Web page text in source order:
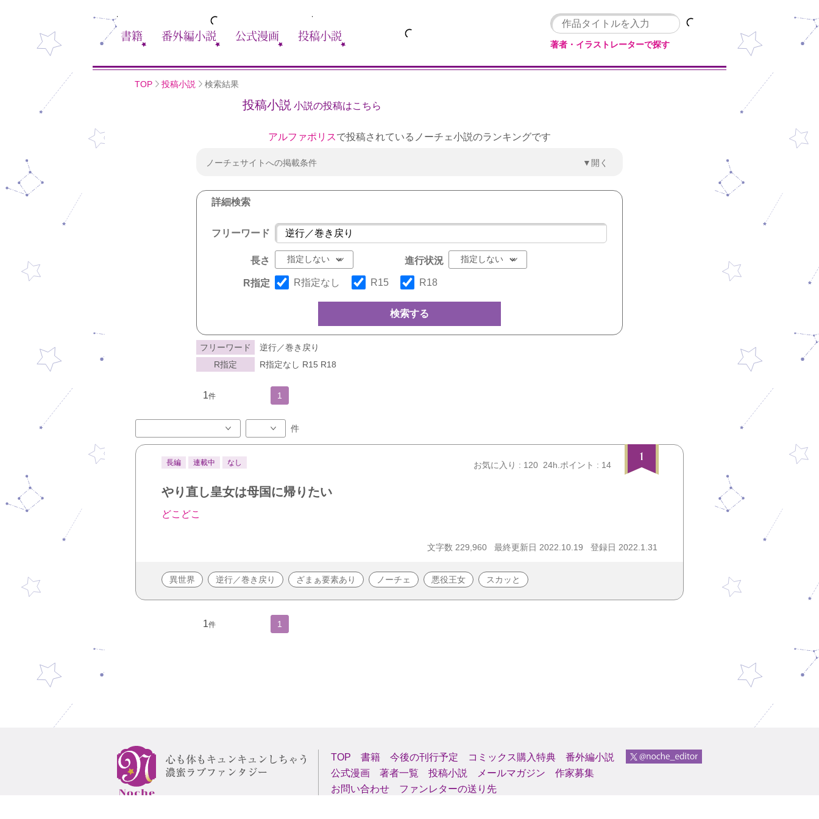
書籍 番外編小説 公式漫画 投稿小説
著者・イラストレーターで探す
TOP 投稿小説 検索結果
投稿小説 小説の投稿はこちら
アルファポリスで投稿されているノーチェ小説のランキングです
ノーチェサイトへの掲載条件 ▼開く
詳細検索
フリーワード
長さ 進行状況
R指定 R指定なし R15 R18
検索する
フリーワード
逆行／巻き戻り
R指定
R指定なし R15 R18
1件 1
件
1
長編 連載中 なし お気に入り : 120 24h.ポイント : 14
やり直し皇女は母国に帰りたい
どこどこ
文字数 229,960 最終更新日 2022.10.19 登録日 2022.1.31
異世界 逆行／巻き戻り ざまぁ要素あり ノーチェ 悪役王女 スカッと
1件 1
TOP 書籍 今後の刊行予定 コミックス購入特典
番外編小説
公式漫画
著者一覧 投稿小説 メールマガジン
作家募集
お問い合わせ
ファンレターの送り先